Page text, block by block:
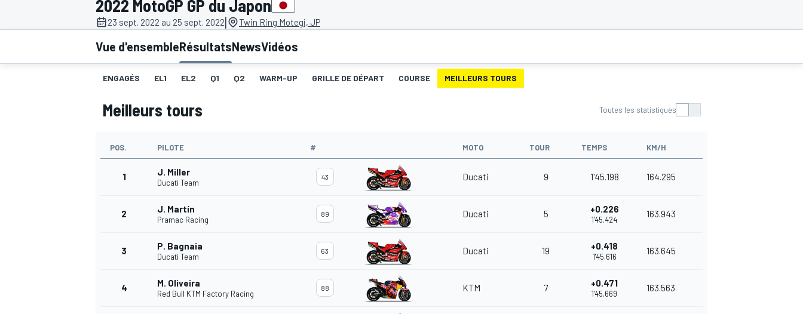
2022 MotoGP GP du Japon
23 sept. 2022 au 25 sept. 2022| Twin Ring Motegi, JP
Vue d'ensembleRésultatsNewsVidéos
ENGAGÉS EL1 EL2 Q1 Q2 WARM-UP GRILLE DE DÉPART COURSE MEILLEURS TOURS
Meilleurs tours Toutes les statistiques
POS. PILOTE # MOTO TOUR TEMPS KM/H
1 J. Miller
Ducati Team
43 Ducati 9 1'45.198 164.295
2 J. Martín
Pramac Racing
89 Ducati 5 +0.226
1'45.424
163.943
3 P. Bagnaia
Ducati Team
63 Ducati 19 +0.418
1'45.616
163.645
4 M. Oliveira
Red Bull KTM Factory Racing
88 KTM 7 +0.471
1'45.669
163.563